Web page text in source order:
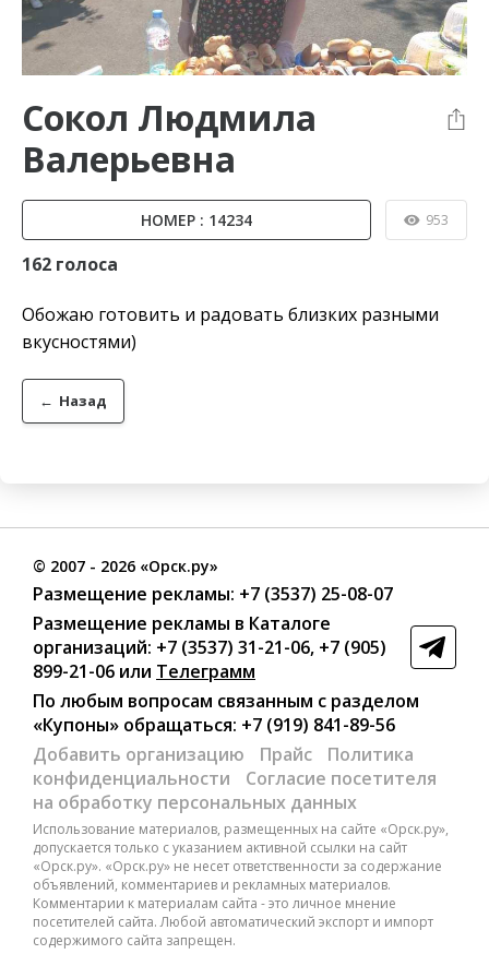
Сокол Людмила
Валерьевна
НОМЕР : 14234 953
162 голоса
Обожаю готовить и радовать близких разными
вкусностями)
← Назад
© 2007 - 2026 «Орск.ру»
Размещение рекламы: +7 (3537) 25-08-07
Размещение рекламы в Каталоге
организаций: +7 (3537) 31-21-06, +7 (905)
899-21-06 или Телеграмм
По любым вопросам связанным с разделом
«Купоны» обращаться: +7 (919) 841-89-56
Добавить организацию
Прайс
Политика
конфиденциальности
Согласие посетителя
на обработку персональных данных
Использование материалов, размещенных на сайте «Орск.ру»,
допускается только с указанием активной ссылки на сайт
«Орск.ру». «Орск.ру» не несет ответственности за содержание
объявлений, комментариев и рекламных материалов.
Комментарии к материалам сайта - это личное мнение
посетителей сайта. Любой автоматический экспорт и импорт
содержимого сайта запрещен.